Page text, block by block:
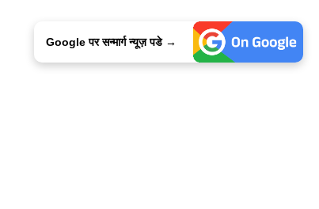
Google पर सन्मार्ग न्यूज़ पडे →